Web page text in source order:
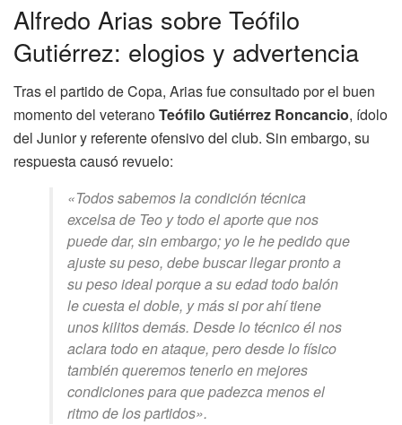
Alfredo Arias sobre Teófilo
Gutiérrez: elogios y advertencia
Tras el partido de Copa, Arias fue consultado por el buen
momento del veteranoTeófilo Gutiérrez Roncancio, ídolo
del Junior y referente ofensivo del club. Sin embargo, su
respuesta causó revuelo:
«Todos sabemos la condición técnica
excelsa de Teo y todo el aporte que nos
puede dar, sin embargo; yo le he pedido que
ajuste su peso, debe buscar llegar pronto a
su peso ideal porque a su edad todo balón
le cuesta el doble, y más si por ahí tiene
unos kilitos demás. Desde lo técnico él nos
aclara todo en ataque, pero desde lo físico
también queremos tenerlo en mejores
condiciones para que padezca menos el
ritmo de los partidos».